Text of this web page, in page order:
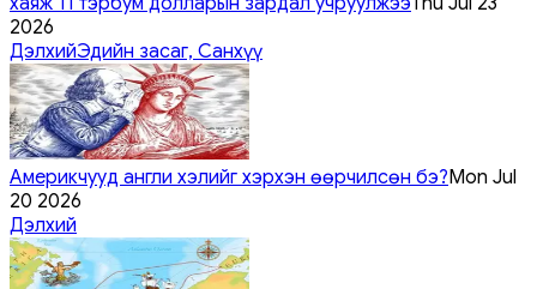
2026
ДэлхийЭдийн засаг, Санхүү
Америкчууд англи хэлийг хэрхэн өөрчилсөн бэ?Mon Jul
20 2026
Дэлхий